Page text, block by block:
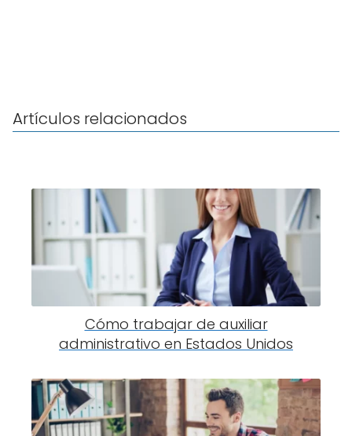
Artículos relacionados
Cómo trabajar de auxiliar
administrativo en Estados Unidos